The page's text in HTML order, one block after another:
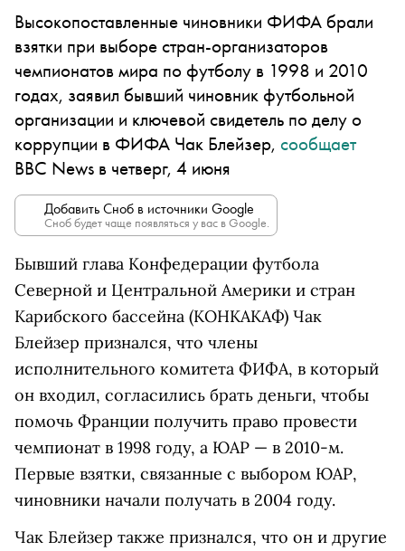
Высокопоставленные чиновники ФИФА брали
взятки при выборе стран-организаторов
чемпионатов мира по футболу в 1998 и 2010
годах, заявил бывший чиновник футбольной
организации и ключевой свидетель по делу о
коррупции в ФИФА Чак Блейзер, сообщает
BBC News в четверг, 4 июня
Добавить Сноб в источники Google
Сноб будет чаще появляться у вас в Google.
Бывший глава Конфедерации футбола
Северной и Центральной Америки и стран
Карибского бассейна (КОНКАКАФ) Чак
Блейзер признался, что члены
исполнительного комитета ФИФА, в который
он входил, согласились брать деньги, чтобы
помочь Франции получить право провести
чемпионат в 1998 году, а ЮАР — в 2010-м.
Первые взятки, связанные с выбором ЮАР,
чиновники начали получать в 2004 году.
Чак Блейзер также признался, что он и другие